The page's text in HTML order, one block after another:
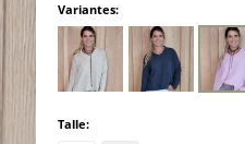
Variantes:
Talle: